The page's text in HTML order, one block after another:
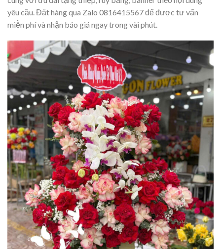
yêu cầu. Đặt hàng qua Zalo 0816415567 để được tư vấn
miễn phí và nhận báo giá ngay trong vài phút.